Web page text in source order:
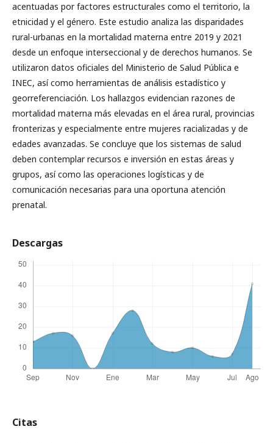
acentuadas por factores estructurales como el territorio, la
etnicidad y el género. Este estudio analiza las disparidades
rural-urbanas en la mortalidad materna entre 2019 y 2021
desde un enfoque interseccional y de derechos humanos. Se
utilizaron datos oficiales del Ministerio de Salud Pública e
INEC, así como herramientas de análisis estadístico y
georreferenciación. Los hallazgos evidencian razones de
mortalidad materna más elevadas en el área rural, provincias
fronterizas y especialmente entre mujeres racializadas y de
edades avanzadas. Se concluye que los sistemas de salud
deben contemplar recursos e inversión en estas áreas y
grupos, así como las operaciones logísticas y de
comunicación necesarias para una oportuna atención
prenatal.
Descargas
Citas